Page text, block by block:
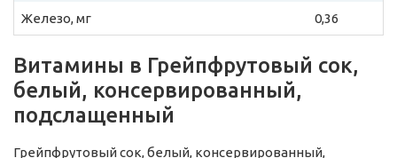
Железо, мг 0,36
Витамины в Грейпфрутовый сок,
белый, консервированный,
подслащенный
Грейпфрутовый сок, белый, консервированный,